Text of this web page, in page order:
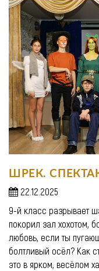
ШРЕК.
22.12.2025
9-й класс разрывает
покорил зал хохотом,
любовь, если ты
болтливый осёл? Как
это в ярком, весёлом